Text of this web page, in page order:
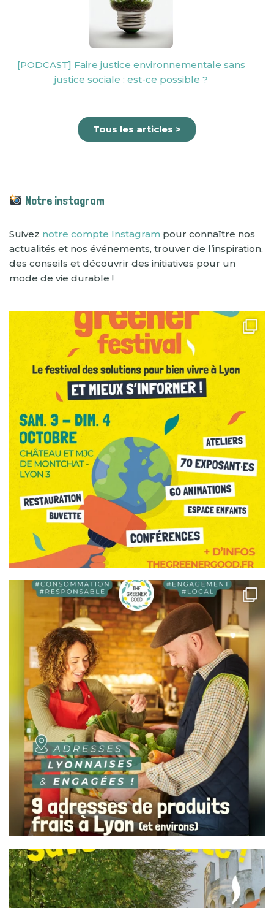
[PODCAST] Faire justice environnementale sans
justice sociale : est-ce possible ?
Tous les articles >
Notre instagram
Suivez notre compte Instagram pour connaître nos
actualités et nos événements, trouver de l’inspiration,
des conseils et découvrir des initiatives pour un
mode de vie durable !